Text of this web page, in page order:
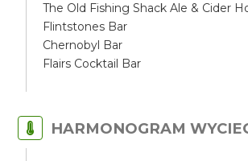
The Old Fishing Shack Ale & Cider
Flintstones Bar
Chernobyl Bar
Flairs Cocktail Bar
HARMONOGRAM